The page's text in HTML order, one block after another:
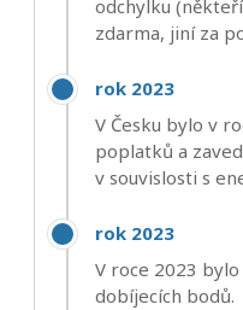
odchylku
zdarma, jiní za
rok 2023
V Česku bylo v
poplatků a
v souvislosti s
rok 2023
V roce 2023
dobíjecích bodů.